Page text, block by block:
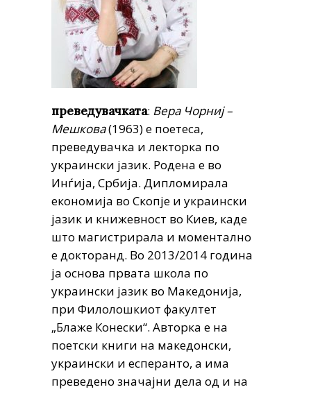
преведувачката: Вера Чорниј –
Мешкова(1963) е поетеса,
преведувачка и лекторка по
украински јазик. Родена е во
Инѓија, Србија. Дипломирала
економија во Скопје и украински
јазик и книжевност во Киев, каде
што магистрирала и моментално
е докторанд. Во 2013/2014 година
ја основа првата школа по
украински јазик во Македонија,
при Филолошкиот факултет
„Блаже Конески“. Авторка е на
поетски книги на македонски,
украински и есперанто, а има
преведено значајни дела од и на